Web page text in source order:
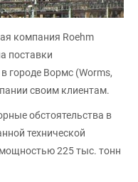
компания Roehm
поставки
городе Вормс (Worms,
своим клиентам.
обстоятельства в
технической
225 тыс. тонн